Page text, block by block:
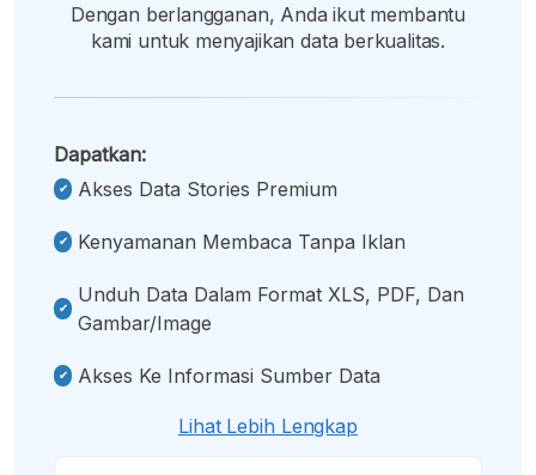
Dengan berlangganan, Anda ikut membantu
kami untuk menyajikan data berkualitas.
Dapatkan:
Akses Data Stories Premium
Kenyamanan Membaca Tanpa Iklan
Unduh Data Dalam Format XLS, PDF, Dan
Gambar/image
Akses Ke Informasi Sumber Data
Lihat Lebih Lengkap